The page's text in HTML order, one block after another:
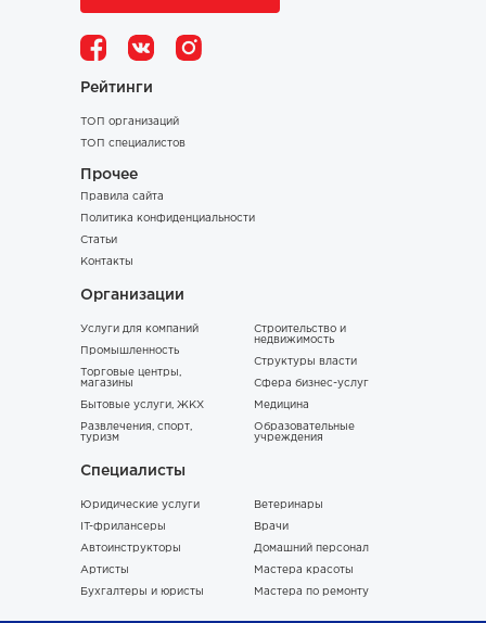
Рейтинги
ТОП организаций
ТОП специалистов
Прочее
Правила сайта
Политика конфиденциальности
Статьи
Контакты
Организации
Услуги для компаний
Промышленность
Торговые центры,
магазины
Бытовые услуги, ЖКХ
Развлечения, спорт,
туризм
Строительство и
недвижимость
Структуры власти
Сфера бизнес-услуг
Медицина
Образовательные
учреждения
Специалисты
Юридические услуги
IT-фрилансеры
Автоинструкторы
Артисты
Бухгалтеры и юристы
Ветеринары
Врачи
Домашний персонал
Мастера красоты
Мастера по ремонту